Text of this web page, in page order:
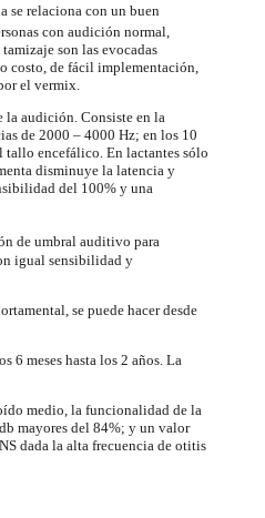
se relaciona con un buen
con audición normal,
son las evocadas
costo, de fácil implementación,
el vermix.
la audición. Consiste en la
de 2000 – 4000 Hz; en los 10
tallo encefálico. En lactantes sólo
disminuye la latencia y
del 100% y una
de umbral auditivo para
igual sensibilidad y
se puede hacer desde
6 meses hasta los 2 años. La
medio, la funcionalidad de la
mayores del 84%; y un valor
dada la alta frecuencia de otitis